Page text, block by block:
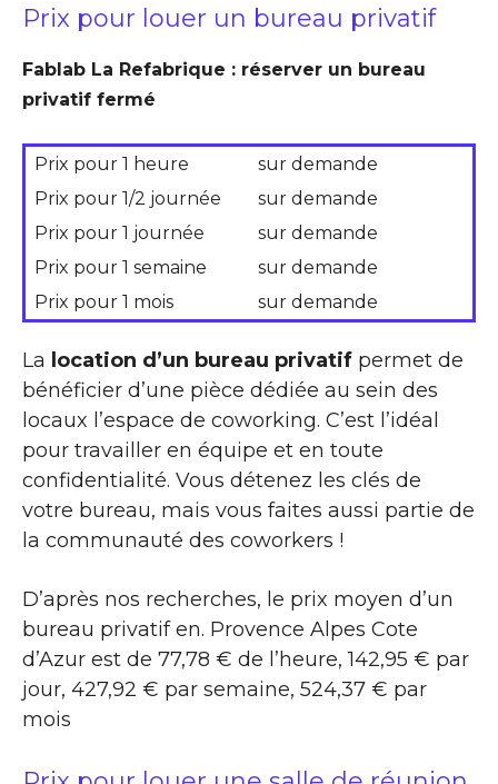
Prix pour louer un bureau privatif
Fablab La Refabrique : réserver un bureau
privatif fermé
Prix pour 1 heure
sur demande
Prix pour 1/2 journée
sur demande
Prix pour 1 journée
sur demande
Prix pour 1 semaine
sur demande
Prix pour 1 mois
sur demande
La location d’un bureau privatif permet de
bénéficier d’une pièce dédiée au sein des
locaux l’espace de coworking. C’est l’idéal
pour travailler en équipe et en toute
confidentialité. Vous détenez les clés de
votre bureau, mais vous faites aussi partie de
la communauté des coworkers !
D’après nos recherches, le prix moyen d’un
bureau privatif en. Provence Alpes Cote
d’Azur est de 77,78 € de l’heure, 142,95 € par
jour, 427,92 € par semaine, 524,37 € par
mois